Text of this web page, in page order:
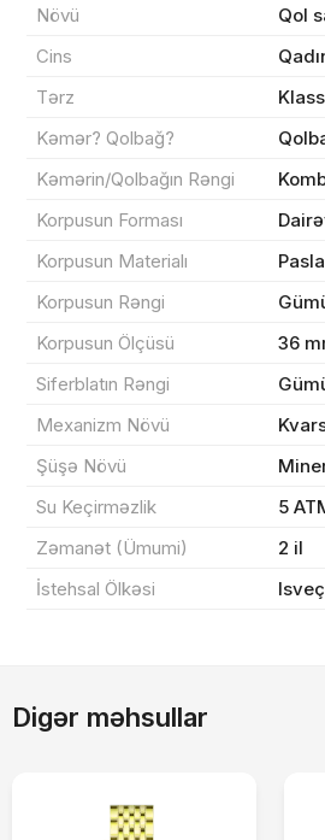
Növü
Qol
Cins
Tərz
Kəmər? Qolbağ?
Kəmərin/Qolbağın Rəngi
Korpusun Forması
Korpusun Materialı
Korpusun Rəngi
Korpusun Ölçüsü
36
Siferblatın Rəngi
Mexanizm Növü
Şüşə Növü
Su Keçirməzlik
5
Zəmanət (Ümumi)
2 il
İstehsal Ölkəsi
Digər məhsullar
Məhsul(lar) səbətə əlavə
Sifarişin detalları
Endirim
Çatdırılma
Yekun məbləğ
Sifarişi
Alış-verişə
OK